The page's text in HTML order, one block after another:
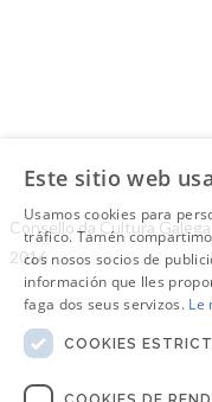
Aviso Legal
Consello da Cultura Galega.
2016
Este sitio web
Usamos cookies para
tráfico. Tamén
cos nosos socios de
información que lles
faga dos seus servizos. Le
COOKIES